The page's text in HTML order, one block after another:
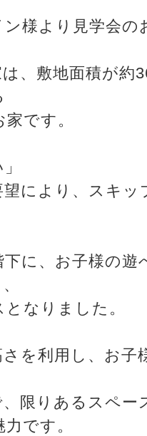
様より見学会の
、敷地面積が約
です。
望により、スキ
下に、お子様の
なりました。
を利用し、お子
限りあるスペ
です。